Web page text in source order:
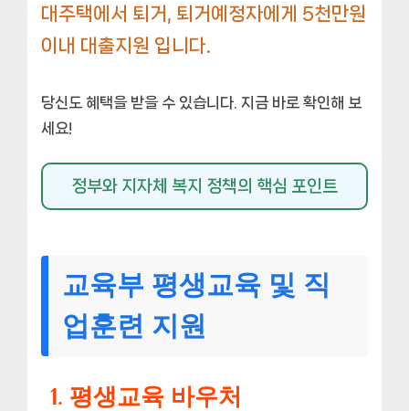
대주택에서 퇴거, 퇴거예정자에게 5천만원
이내 대출지원 입니다.
당신도 혜택을 받을 수 있습니다. 지금 바로 확인해 보
세요!
정부와 지자체 복지 정책의 핵심 포인트
교육부 평생교육 및 직
업훈련 지원
1. 평생교육 바우처